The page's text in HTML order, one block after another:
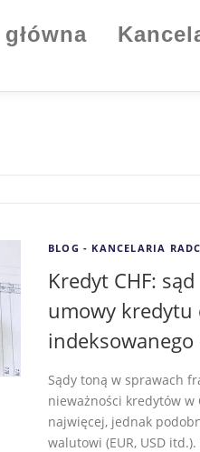
BLOG - KANCELARIA
Kredyt CHF:
umowy
indeksowanego
Sądy toną w sprawach
nieważności kredytów w
najwięcej, jednak
walutowi (EUR, USD